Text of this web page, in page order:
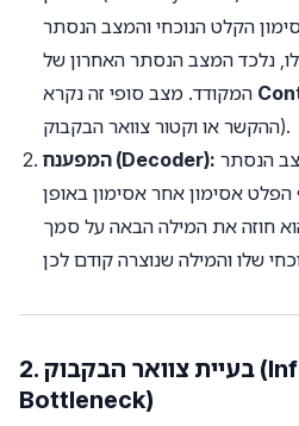
הקלט הנוכחי והמצב הנסתר
נלכד המצב הנסתר האחרון של
ההקשר או וקטור צוואר הבקבוק).
המפענח (Decoder):
הפלט אסימון אחר אסימון באופן
חוזה את המילה הבאה על סמך
2. בעיית צוואר הבקבוק (Information
Bottleneck)